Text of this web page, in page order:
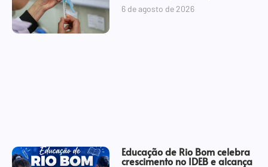
6 de agosto de 2026
Educação de Rio Bom celebra
crescimento no IDEB e alcança